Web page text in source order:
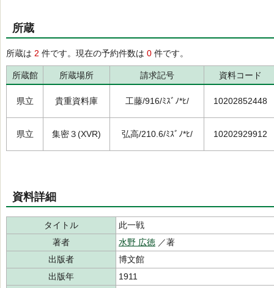
所蔵
所蔵は 2 件です。現在の予約件数は 0 件です。
所蔵館 所蔵場所 請求記号 資料コード
県立 貴重資料庫 工藤/916/ﾐｽﾞﾉ*ﾋ/ 10202852448
県立 集密３(XVR) 弘高/210.6/ﾐｽﾞﾉ*ﾋ/ 10202929912
資料詳細
タイトル
此一戦
著者
水野 広徳 ／著
出版者
博文館
出版年
1911